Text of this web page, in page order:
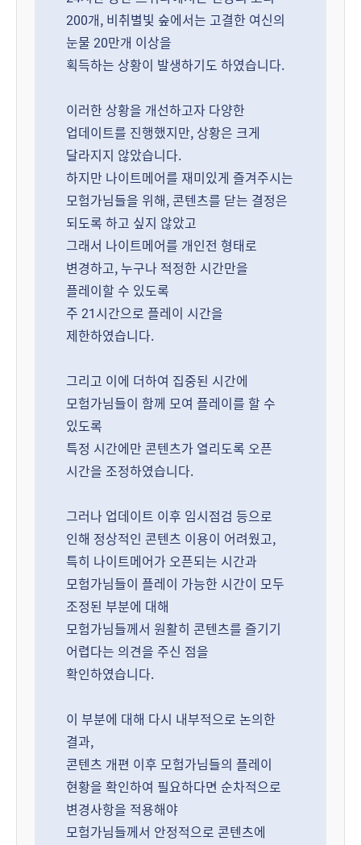
200개, 비취별빛 숲에서는 고결한 여신의
눈물 20만개 이상을
획득하는 상황이 발생하기도 하였습니다.
이러한 상황을 개선하고자 다양한
업데이트를 진행했지만, 상황은 크게
달라지지 않았습니다.
하지만 나이트메어를 재미있게 즐겨주시는
모험가님들을 위해, 콘텐츠를 닫는 결정은
되도록 하고 싶지 않았고
그래서 나이트메어를 개인전 형태로
변경하고, 누구나 적정한 시간만을
플레이할 수 있도록
주 21시간으로 플레이 시간을
제한하였습니다.
그리고 이에 더하여 집중된 시간에
모험가님들이 함께 모여 플레이를 할 수
있도록
특정 시간에만 콘텐츠가 열리도록 오픈
시간을 조정하였습니다.
그러나 업데이트 이후 임시점검 등으로
인해 정상적인 콘텐츠 이용이 어려웠고,
특히 나이트메어가 오픈되는 시간과
모험가님들이 플레이 가능한 시간이 모두
조정된 부분에 대해
모험가님들께서 원활히 콘텐츠를 즐기기
어렵다는 의견을 주신 점을
확인하였습니다.
이 부분에 대해 다시 내부적으로 논의한
결과,
콘텐츠 개편 이후 모험가님들의 플레이
현황을 확인하여 필요하다면 순차적으로
변경사항을 적용해야
모험가님들께서 안정적으로 콘텐츠에